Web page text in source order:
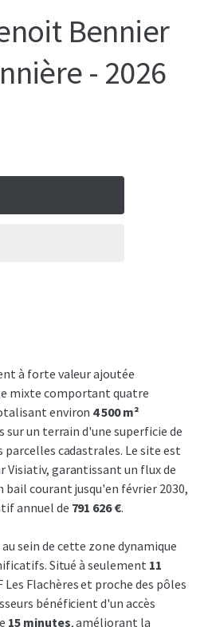
Bennier
- 2026
à forte valeur ajoutée
mixte comportant quatre
environ 4 500 m²
sur un terrain d'une superficie de
parcelles cadastrales. Le site est
Visiativ, garantissant un flux de
bail courant jusqu'en février 2030,
annuel de 791 626 €.
sein de cette zone dynamique
Situé à seulement 11
Les Flachères et proche des pôles
bénéficient d'un accès
15 minutes, améliorant la